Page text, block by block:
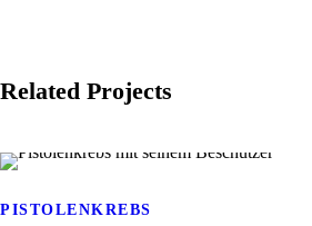
Related Projects
PISTOLENKREBS